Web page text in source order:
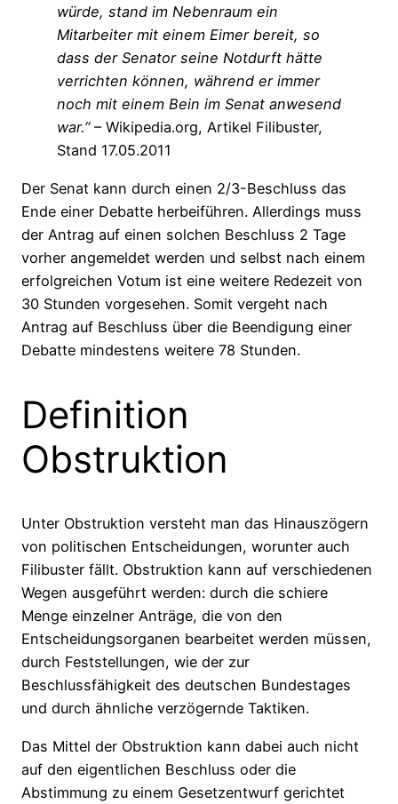
würde, stand im Nebenraum ein
Mitarbeiter mit einem Eimer bereit, so
dass der Senator seine Notdurft hätte
verrichten können, während er immer
noch mit einem Bein im Senat anwesend
war.“– Wikipedia.org, Artikel Filibuster,
Stand 17.05.2011
Der Senat kann durch einen 2/3-Beschluss das
Ende einer Debatte herbeiführen. Allerdings muss
der Antrag auf einen solchen Beschluss 2 Tage
vorher angemeldet werden und selbst nach einem
erfolgreichen Votum ist eine weitere Redezeit von
30 Stunden vorgesehen. Somit vergeht nach
Antrag auf Beschluss über die Beendigung einer
Debatte mindestens weitere 78 Stunden.
Definition
Obstruktion
Unter Obstruktion versteht man das Hinauszögern
von politischen Entscheidungen, worunter auch
Filibuster fällt. Obstruktion kann auf verschiedenen
Wegen ausgeführt werden: durch die schiere
Menge einzelner Anträge, die von den
Entscheidungsorganen bearbeitet werden müssen,
durch Feststellungen, wie der zur
Beschlussfähigkeit des deutschen Bundestages
und durch ähnliche verzögernde Taktiken.
Das Mittel der Obstruktion kann dabei auch nicht
auf den eigentlichen Beschluss oder die
Abstimmung zu einem Gesetzentwurf gerichtet